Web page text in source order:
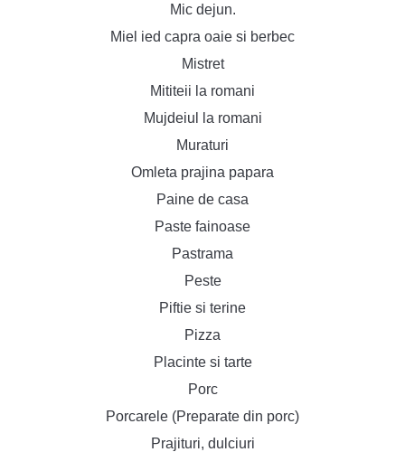
Mic dejun.
Miel ied capra oaie si berbec
Mistret
Mititeii la romani
Mujdeiul la romani
Muraturi
Omleta prajina papara
Paine de casa
Paste fainoase
Pastrama
Peste
Piftie si terine
Pizza
Placinte si tarte
Porc
Porcarele (Preparate din porc)
Prajituri, dulciuri